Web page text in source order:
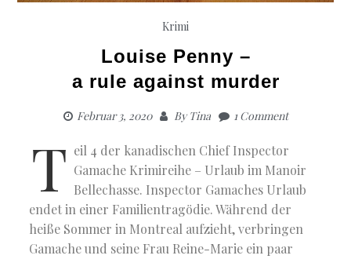
Krimi
Louise Penny –
a rule against murder
Februar 3, 2020 ByTina 1 Comment
T eil 4 der kanadischen Chief Inspector
Gamache Krimireihe – Urlaub im Manoir
Bellechasse. Inspector Gamaches Urlaub
endet in einer Familientragödie. Während der
heiße Sommer in Montreal aufzieht, verbringen
Gamache und seine Frau Reine-Marie ein paar